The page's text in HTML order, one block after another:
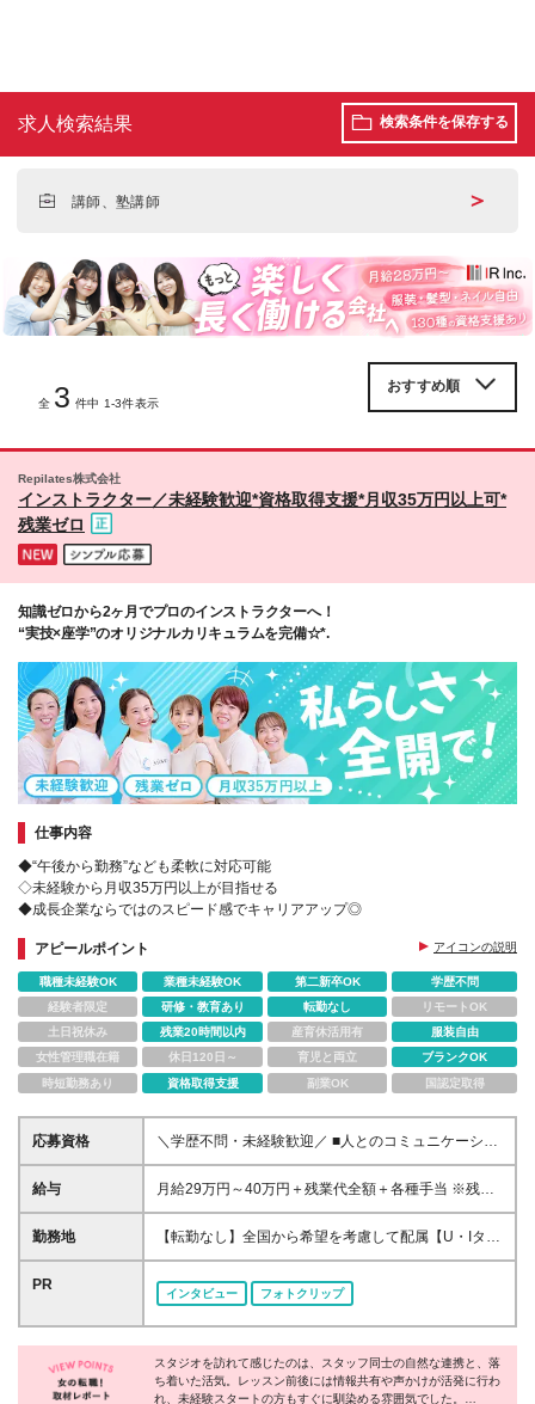
求人検索結果 検索条件を保存する
講師、塾講師 ＞
全 3 件中 1-3件表示
Repilates株式会社
インストラクター／未経験歓迎*資格取得支援*月収35万円以上可*
残業ゼロ
知識ゼロから2ヶ月でプロのインストラクターへ！
“実技×座学”のオリジナルカリキュラムを完備☆*.
仕事内容
◆“午後から勤務”なども柔軟に対応可能
◇未経験から月収35万円以上が目指せる
◆成長企業ならではのスピード感でキャリアアップ◎
アピールポイント アイコンの説明
職種未経験OK 業種未経験OK 第二新卒OK
学歴不問
経験者限定
研修・教育あり 転勤なし
リモートOK
土日祝休み
残業20時間以内 産育休活用有
服装自由
女性管理職在籍
休日120日～ 育児と両立
ブランクOK
時短勤務あり
資格取得支援 副業OK 国認定取得
応募資格
＼学歴不問・未経験歓迎／ ■人とのコミュニケーショ
ンが好きな方 ■さまざまなスキルを身につけたい方 ■
やりたいことがまだ定まっていない方 ⇒将来のキャ
相談ください♪
給与
月給29万円～40万円＋残業代全額＋各種手当 ※残業
代は別途全額支給いたします。 ※全国出張（日帰り～
1ヶ月以内）の可能性あり。 ■エリア勤務 月給26万円
程度の場所のみ。
勤務地
【転勤なし】全国から希望を考慮して配属【U・Iター
ン歓迎】 【本社】 東京都豊島区西池袋3丁目22-9
パークアクシス池袋1F 【店舗】 ■東京都 豊島区西
池袋／新宿区下宮比町／昭島市武蔵野／稲城市若葉台
／八王子市みなみ野 ■北海道 苫小牧市柳町／札幌市
■山形県 東田川郡三川町猪子和田庫 ■神奈川県 藤
沢市辻堂新町 ■茨城県 龍ケ崎市小柴／東茨城郡茨城
町 ■埼玉県 さいたま市緑区東浦和／さいたま市岩槻
PR
インタビュー フォトクリップ
スタジオを訪れて感じたのは、スタッフ同士の自然な連携と、落
ち着いた活気。レッスン前後には情報共有や声かけが活発に行わ
れ、未経験スタートの方もすぐに馴染める雰囲気でした。